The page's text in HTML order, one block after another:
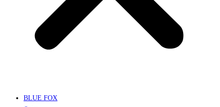
BLUE FOX